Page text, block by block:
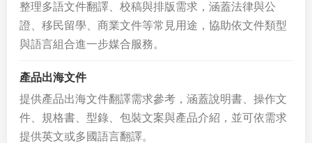
整理多語文件翻譯、校稿與排版需求，涵蓋法律與公
證、移民留學、商業文件等常見用途，協助依文件類型
與語言組合進一步媒合服務。
產品出海文件
提供產品出海文件翻譯需求參考，涵蓋說明書、操作文
件、規格書、型錄、包裝文案與產品介紹，並可依需求
提供英文或多國語言翻譯。